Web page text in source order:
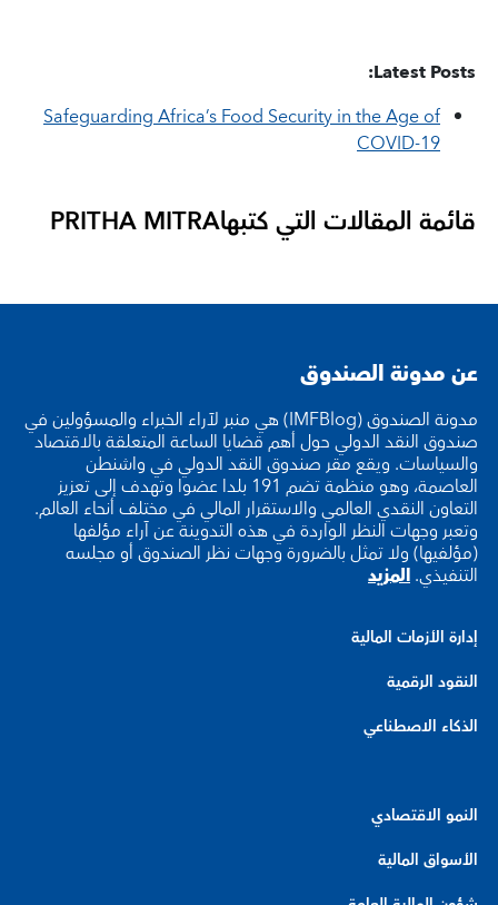
Latest Posts:
Safeguarding Africa’s Food Security in the Age of
COVID-19
قائمة المقالات التي كتبهاPRITHA MITRA
عن مدونة الصندوق
مدونة الصندوق (IMFBlog) هي منبر لآراء الخبراء والمسؤولين في
صندوق النقد الدولي حول أهم قضايا الساعة المتعلقة بالاقتصاد
والسياسات. ويقع مقر صندوق النقد الدولي في واشنطن
العاصمة، وهو منظمة تضم 191 بلدا عضوا وتهدف إلى تعزيز
التعاون النقدي العالمي والاستقرار المالي في مختلف أنحاء العالم.
وتعبر وجهات النظر الواردة في هذه التدوينة عن آراء مؤلفها
(مؤلفيها) ولا تمثل بالضرورة وجهات نظر الصندوق أو مجلسه
التنفيذي.المزيد
إدارة الأزمات المالية
النقود الرقمية
الذكاء الاصطناعي
النمو الاقتصادي
الأسواق المالية